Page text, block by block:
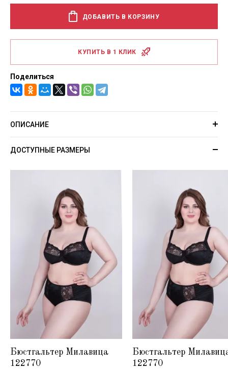
ДОБАВИТЬ В КОРЗИНУ
КУПИТЬ В 1 КЛИК
Поделиться
ОПИСАНИЕ
ДОСТУПНЫЕ РАЗМЕРЫ
Бюстгальтер Милавица
122770
Бюстгальтер
122770